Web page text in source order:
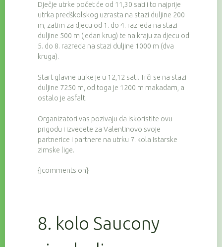
Dječje utrke počet će od 11,30 sati i to najprije
utrka predškolskog uzrasta na stazi duljine 200
m, zatim za djecu od 1. do 4. razreda na stazi
duljine 500 m (jedan krug) te na kraju za djecu od
5. do 8. razreda na stazi duljine 1000 m (dva
kruga).
Start glavne utrke je u 12,12 sati. Trči se na stazi
duljine 7250 m, od toga je 1200 m makadam, a
ostalo je asfalt.
Organizatori vas pozivaju da iskoristite ovu
prigodu i izvedete za Valentinovo svoje
partnerice i partnere na utrku 7. kola Istarske
zimske lige.
{jcomments on}
8. kolo Saucony